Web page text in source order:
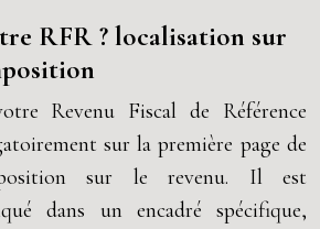
RFR ? localisation sur
Revenu Fiscal de Référence
sur la première page de
sur le revenu. Il est
dans un encadré spécifique,